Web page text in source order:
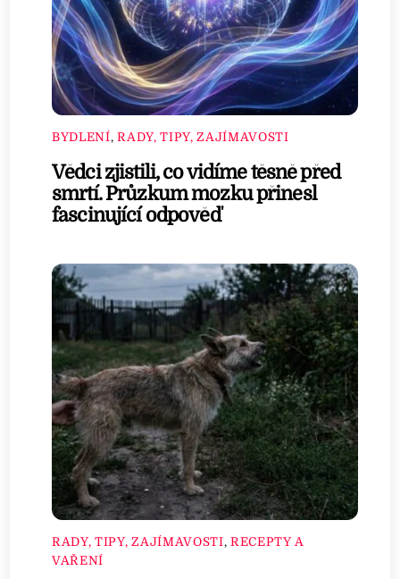
BYDLENÍ,RADY, TIPY, ZAJÍMAVOSTI
Vědci zjistili, co vidíme těsně před
smrtí. Průzkum mozku přinesl
fascinující odpověď
RADY, TIPY, ZAJÍMAVOSTI, RECEPTY A
VAŘENÍ